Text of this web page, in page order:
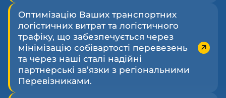
Оптимізацію Ваших транспортних
логістичних витрат та логістичного
трафіку, що забезпечується через
мінімізацію собівартості перевезень
та через наші сталі надійні
партнерські зв’язки з регіональними
Перевізниками.